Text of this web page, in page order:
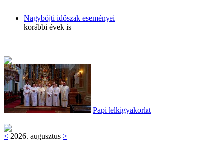
Nagyböjti időszak eseményei
korábbi évek is
Papi lelkigyakorlat
< 2026. augusztus >